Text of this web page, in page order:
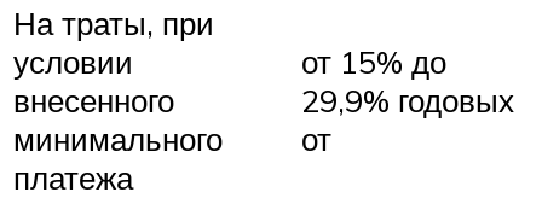
На траты, при
условии
внесенного
минимального
платежа
от 15% до
29,9% годовых
от